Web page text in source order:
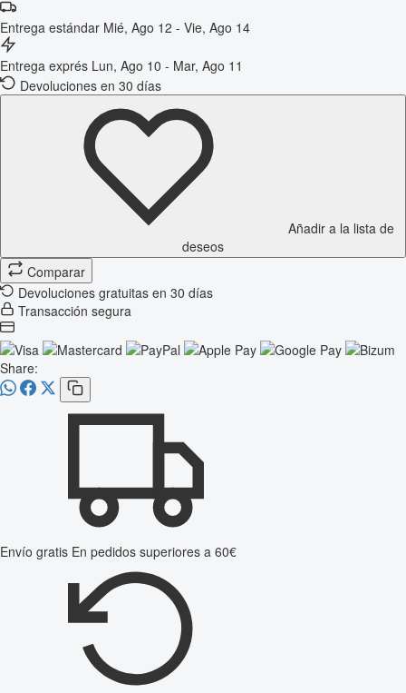
Entrega estándar Mié, Ago 12 - Vie, Ago 14
Entrega exprés Lun, Ago 10 - Mar, Ago 11
Devoluciones en 30 días
Añadir a la lista de
deseos
Comparar
Devoluciones gratuitas en 30 días
Transacción segura
Share:
Envío gratis En pedidos superiores a 60€